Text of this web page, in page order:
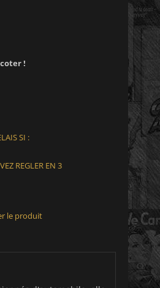
!
SI :
REGLER EN 3
le produit